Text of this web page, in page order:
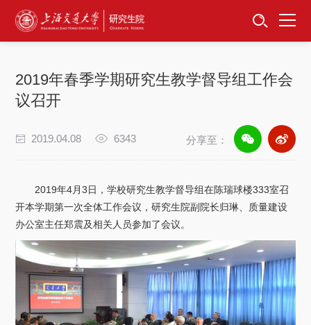
首页
招生工作
卓越工程师
专项工作
信息公开
关于我们
2019年春季学期研究生教学督导组工作会
议召开
2019.04.08 6343 分享至：
2019年4月3日，学校研究生教学督导组在陈瑞球楼333室召
开本学期第一次全体工作会议，研究生院副院长归琳、质量建设
办公室主任郑震及相关人员参加了会议。